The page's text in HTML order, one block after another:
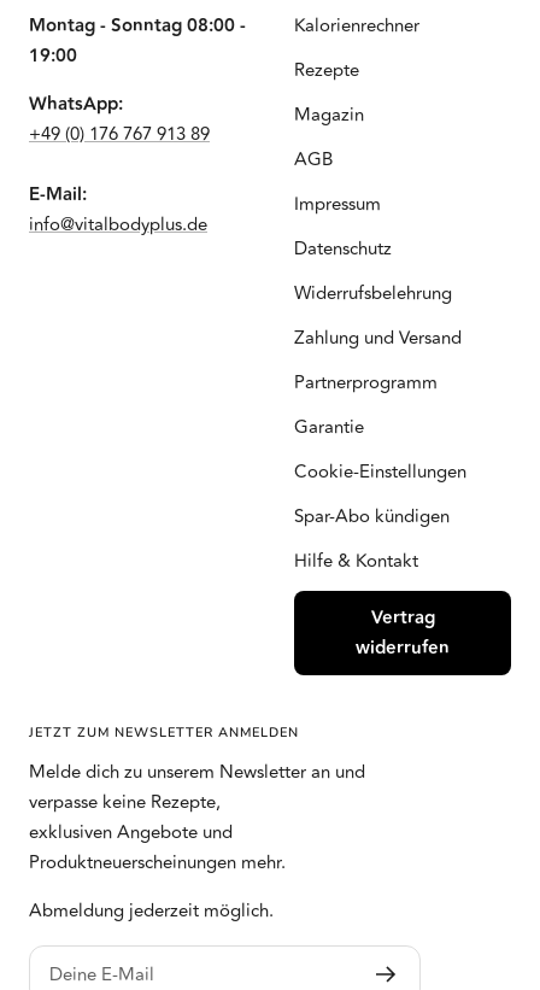
Montag - Sonntag 08:00 -
19:00
WhatsApp:
+49 (0) 176 767 913 89
E-Mail:
info@vitalbodyplus.de
Kalorienrechner
Rezepte
Magazin
AGB
Impressum
Datenschutz
Widerrufsbelehrung
Zahlung und Versand
Partnerprogramm
Garantie
Cookie-Einstellungen
Spar-Abo kündigen
Hilfe & Kontakt
Vertrag
widerrufen
JETZT ZUM NEWSLETTER ANMELDEN
Melde dich zu unserem Newsletter an und
verpasse keine Rezepte,
exklusiven Angebote und
Produktneuerscheinungen mehr.
Abmeldung jederzeit möglich.
Deine E-Mail